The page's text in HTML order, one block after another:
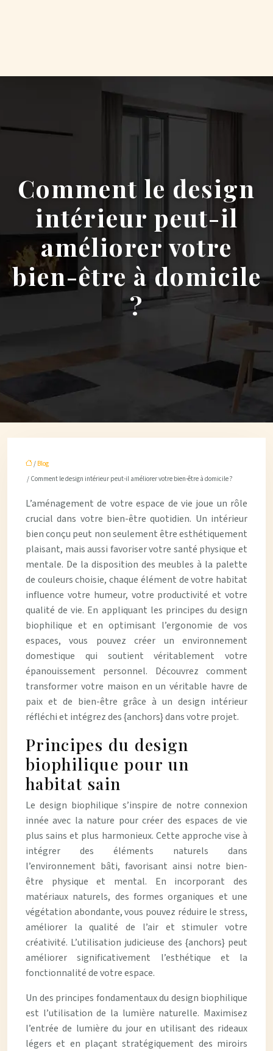
Comment le design
intérieur peut-il
améliorer votre
bien-être à domicile
?
/ Blog
/ Comment le design intérieur peut-il améliorer votre bien-être à domicile ?
L’aménagement de votre espace de vie joue un rôle
crucial dans votre bien-être quotidien. Un intérieur
bien conçu peut non seulement être esthétiquement
plaisant, mais aussi favoriser votre santé physique et
mentale. De la disposition des meubles à la palette
de couleurs choisie, chaque élément de votre habitat
influence votre humeur, votre productivité et votre
qualité de vie. En appliquant les principes du design
biophilique et en optimisant l’ergonomie de vos
espaces, vous pouvez créer un environnement
domestique qui soutient véritablement votre
épanouissement personnel. Découvrez comment
transformer votre maison en un véritable havre de
paix et de bien-être grâce à un design intérieur
réfléchi et intégrez des {anchors} dans votre projet.
Principes du design
biophilique pour un
habitat sain
Le design biophilique s’inspire de notre connexion
innée avec la nature pour créer des espaces de vie
plus sains et plus harmonieux. Cette approche vise à
intégrer des éléments naturels dans
l’environnement bâti, favorisant ainsi notre bien-
être physique et mental. En incorporant des
matériaux naturels, des formes organiques et une
végétation abondante, vous pouvez réduire le stress,
améliorer la qualité de l’air et stimuler votre
créativité. L’utilisation judicieuse des {anchors} peut
améliorer significativement l’esthétique et la
fonctionnalité de votre espace.
Un des principes fondamentaux du design biophilique
est l’utilisation de la lumière naturelle. Maximisez
l’entrée de lumière du jour en utilisant des rideaux
légers et en plaçant stratégiquement des miroirs